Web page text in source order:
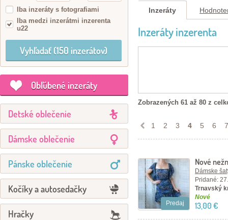
Iba inzeráty s fotografiami
Iba medzi inzerátmi inzerenta
u22
Obľúbené inzeráty
Detské oblečenie
Dámske oblečenie
Pánske oblečenie
Kočíky a autosedačky
Hračky
Inzeráty
Inzeráty inzerenta
Zobrazených 61 až 80 z
1 2 3 4 5 6 7
Predaj
Nové
veľ.S
Dámske
Pridané:
Trnavský
Nové
13,00 €